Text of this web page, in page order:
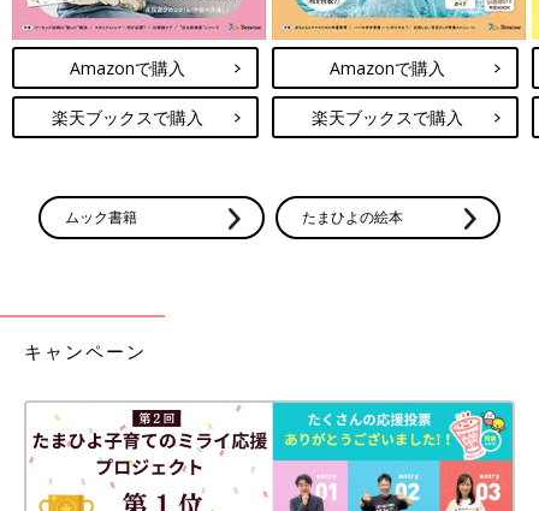
に。
理解してくれる職場や上司に感謝しつつ、デスクワークを産休に
入るまで行うことになりました。
【てとまま】
2017年6月に長男、2019年1月に二男、2022年8月に長女を出産
Instagramにて子ども達と夫との日常を描いています。
なの優しさが身に沁
みる【3人目も!? トラ
ブルだらけのハチャ
メチャ妊娠レポ2
#3】
とを上の子たちに伝え
た結果...【3人目も!? ト
ラブルだらけのハチャ
メチャ妊娠レポ2 #5】
Amazonで購入
楽天ブックスで購入
Amazonで購入
楽天ブックスで購入
ムック書籍 たまひよの絵本
キャンペーン